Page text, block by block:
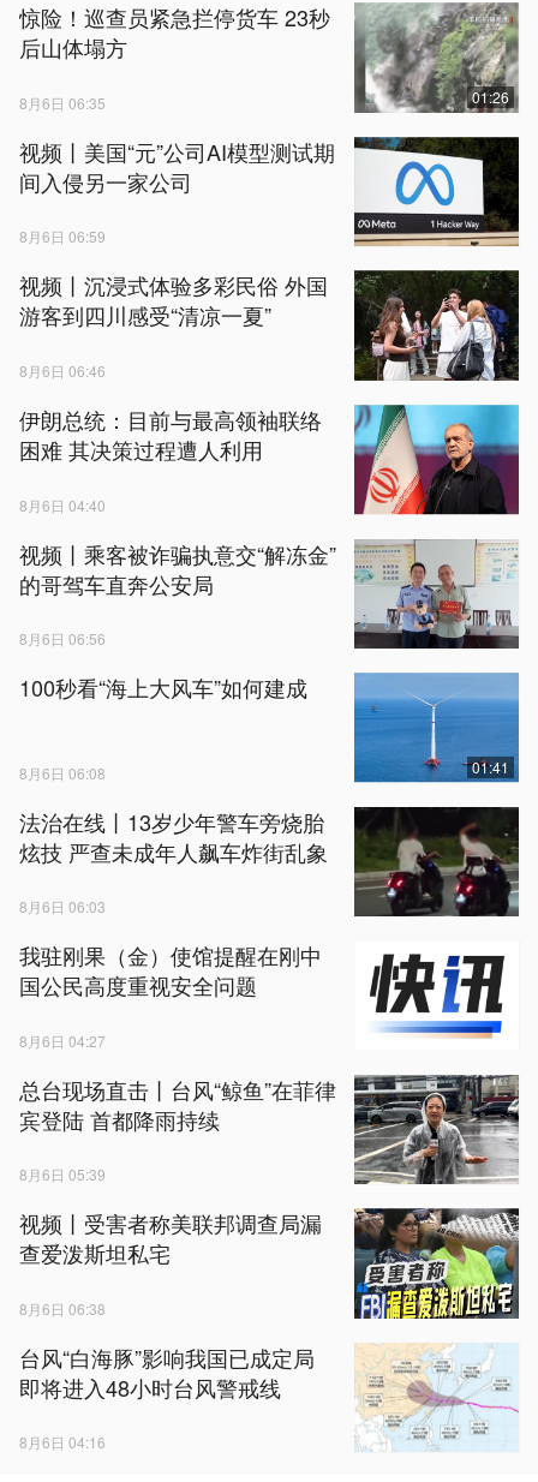
惊险！巡查员紧急拦停货车 23秒
后山体塌方
8月6日 06:35 01:26
视频丨美国“元”公司AI模型测试期
间入侵另一家公司
8月6日 06:59
视频丨沉浸式体验多彩民俗 外国
游客到四川感受“清凉一夏”
8月6日 06:46
伊朗总统：目前与最高领袖联络
困难 其决策过程遭人利用
8月6日 04:40
视频丨乘客被诈骗执意交“解冻金”
的哥驾车直奔公安局
8月6日 06:56
100秒看“海上大风车”如何建成
8月6日 06:08 01:41
法治在线丨13岁少年警车旁烧胎
炫技 严查未成年人飙车炸街乱象
8月6日 06:03
我驻刚果（金）使馆提醒在刚中
国公民高度重视安全问题
8月6日 04:27
总台现场直击丨台风“鲸鱼”在菲律
宾登陆 首都降雨持续
8月6日 05:39
视频丨受害者称美联邦调查局漏
查爱泼斯坦私宅
8月6日 06:38
台风“白海豚”影响我国已成定局
即将进入48小时台风警戒线
8月6日 04:16